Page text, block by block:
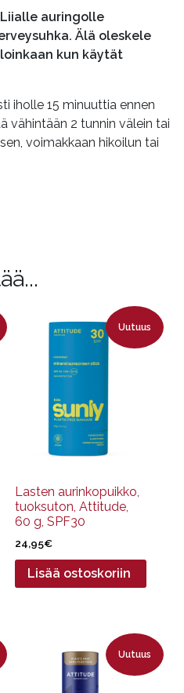
auringolle
Älä oleskele
kun käytät
iholle 15 minuuttia ennen
vähintään 2 tunnin välein tai
voimakkaan hikoilun tai
Uutuus
Lasten aurinkopuikko,
tuoksuton, Attitude,
60 g, SPF30
24,95€
Lisää ostoskoriin
Uutuus